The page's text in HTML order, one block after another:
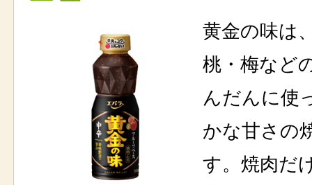
黄金の味は
桃・梅など
んだんに使
かな甘さの
す。焼肉だ